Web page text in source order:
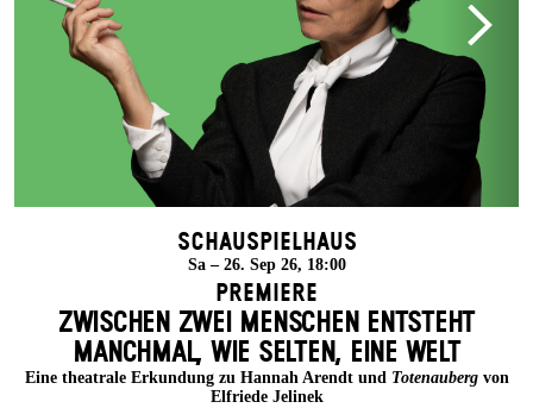
Schauspielhaus
Sa – 26. Sep 26, 18:00
Premiere
ZWISCHEN ZWEI MENSCHEN ENT­STEHT
MANCH­MAL, WIE SELTEN, EINE WELT
Eine theatrale Erkundung zu Hannah Arendt und Totenaubergvon
Elfriede Jelinek